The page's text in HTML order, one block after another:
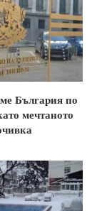
България по
мечтаното